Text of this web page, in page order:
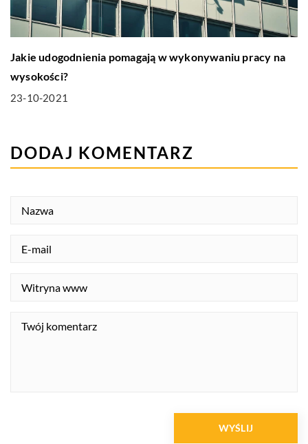
Jakie udogodnienia pomagają w wykonywaniu pracy na
wysokości?
23-10-2021
DODAJ KOMENTARZ